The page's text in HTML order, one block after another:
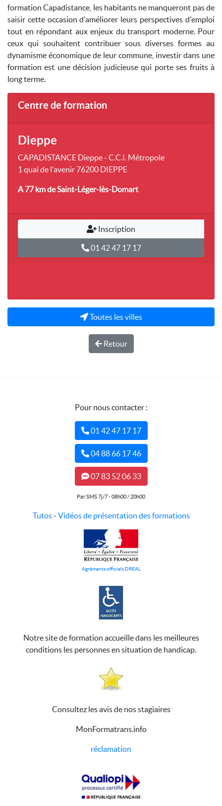
formation Capadistance, les habitants ne manqueront pas de
saisir cette occasion d'améliorer leurs perspectives d'emploi
tout en répondant aux enjeux du transport moderne. Pour
ceux qui souhaitent contribuer sous diverses formes au
dynamisme économique de leur commune, investir dans une
formation est une décision judicieuse qui porte ses fruits à
long terme.
Centre de formation
Dieppe
CAPADISTANCE Dieppe - C.C.I. Métropole
1 quai de l'avenir 76200 DIEPPE
A 77 kmde Saint-Léger-lès-Domart
Inscription
01 42 47 17 17
Toutes les villes
Retour
Pour nous contacter :
01 42 47 17 17
04 88 66 17 46
07 83 52 06 33
Par SMS 7j/7 - 08h00 / 20h00
Tutos- Vidéos de présentation des formations
Agréments officiels DREAL
Notre site de formation accueille dans les meilleures
conditions les personnes en situation de handicap.
Consultez les avis de nos stagiaires
MonFormatrans.info
réclamation